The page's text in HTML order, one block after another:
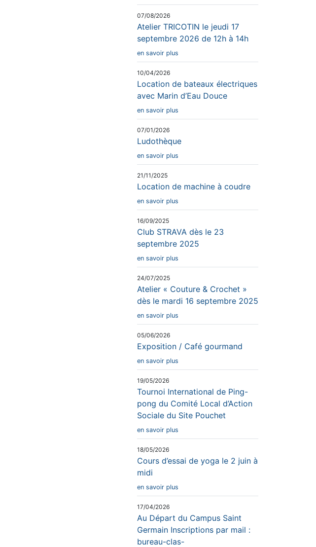
07/08/2026
Atelier TRICOTIN le jeudi 17
septembre 2026 de 12h à 14h
en savoir plus
10/04/2026
Location de bateaux électriques
avec Marin d’Eau Douce
en savoir plus
07/01/2026
Ludothèque
en savoir plus
21/11/2025
Location de machine à coudre
en savoir plus
16/09/2025
Club STRAVA dès le 23
septembre 2025
en savoir plus
24/07/2025
Atelier « Couture & Crochet »
dès le mardi 16 septembre 2025
en savoir plus
05/06/2026
Exposition / Café gourmand
en savoir plus
19/05/2026
Tournoi International de Ping-
pong du Comité Local d’Action
Sociale du Site Pouchet
en savoir plus
18/05/2026
Cours d’essai de yoga le 2 juin à
midi
en savoir plus
17/04/2026
Au Départ du Campus Saint
Germain Inscriptions par mail :
bureau-clas-